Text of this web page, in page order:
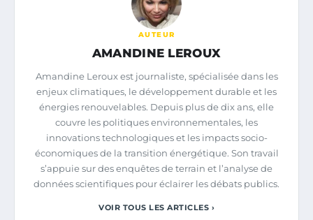
AUTEUR
AMANDINE LEROUX
Amandine Leroux est journaliste, spécialisée dans les
enjeux climatiques, le développement durable et les
énergies renouvelables. Depuis plus de dix ans, elle
couvre les politiques environnementales, les
innovations technologiques et les impacts socio-
économiques de la transition énergétique. Son travail
s’appuie sur des enquêtes de terrain et l’analyse de
données scientifiques pour éclairer les débats publics.
VOIR TOUS LES ARTICLES ›